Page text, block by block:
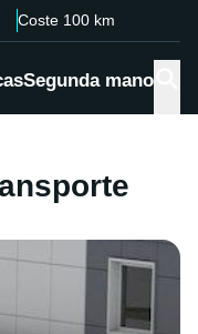
Coste 100 km
Segunda mano